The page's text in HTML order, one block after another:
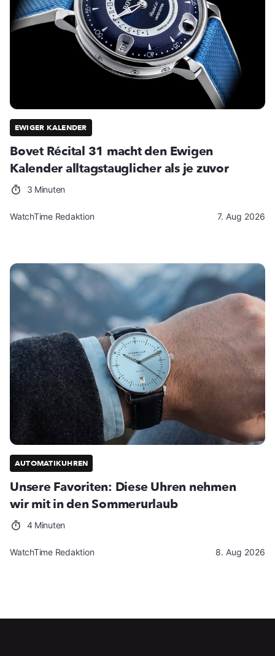
EWIGER KALENDER
Bovet Récital 31 macht den Ewigen
Kalender alltagstauglicher als je zuvor
3 Minuten
WatchTime Redaktion 7. Aug 2026
AUTOMATIKUHREN
Unsere Favoriten: Diese Uhren nehmen
wir mit in den Sommerurlaub
4 Minuten
WatchTime Redaktion 8. Aug 2026